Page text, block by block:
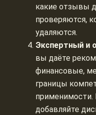
какие отзывы
проверяются,
удаляются.
Экспертный и
вы даёте
финансовые,
границы
добавляйте